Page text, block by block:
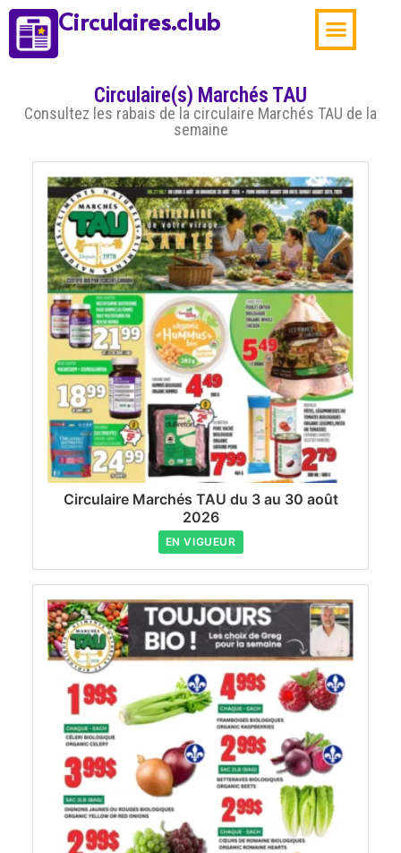
Circulaires.club
Circulaire(s) Marchés TAU
Consultez les rabais de la circulaire Marchés TAU de la
semaine
Circulaire Marchés TAU du 3 au 30 août
2026
EN VIGUEUR